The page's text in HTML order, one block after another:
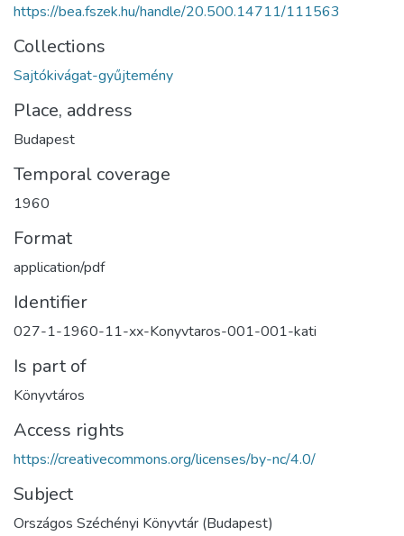
https://bea.fszek.hu/handle/20.500.14711/111563
Collections
Sajtókivágat-gyűjtemény
Place, address
Budapest
Temporal coverage
1960
Format
application/pdf
Identifier
027-1-1960-11-xx-Konyvtaros-001-001-kati
Is part of
Könyvtáros
Access rights
https://creativecommons.org/licenses/by-nc/4.0/
Subject
Országos Széchényi Könyvtár (Budapest)